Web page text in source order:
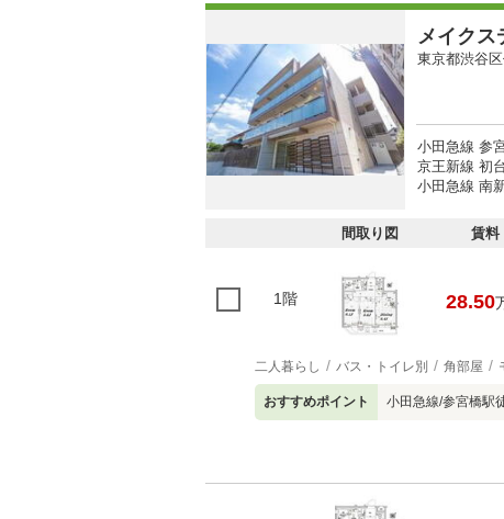
メイクス
東京都渋谷
小田急線 参
京王新線 初
小田急線 南
間取り図 賃料
1階 28.50
二人暮らし バス・トイレ別 角部屋
おすすめポイント 小田急線/参宮橋